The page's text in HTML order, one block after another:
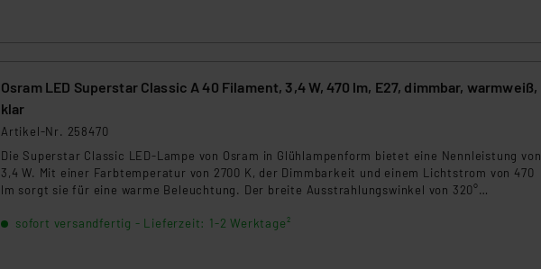
Osram LED Superstar Classic A 40 Filament, 3,4 W, 470 lm, E27, dimmbar, warmweiß,
klar
Artikel-Nr. 258470
Die Superstar Classic LED-Lampe von Osram in Glühlampenform bietet eine Nennleistung von
3,4 W. Mit einer Farbtemperatur von 2700 K, der Dimmbarkeit und einem Lichtstrom von 470
lm sorgt sie für eine warme Beleuchtung. Der breite Ausstrahlungswinkel von 320°
hat eine Lebensdauer von bis zu 15.000 Stunden und bieten eine energieeffiziente
sofort versandfertig - Lieferzeit: 1-2 Werktage²